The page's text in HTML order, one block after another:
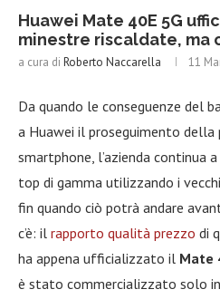
Huawei Mate 40E 5G
minestre riscaldate, ma
a cura di Roberto Naccarella 11
Da quando le conseguenze del
a Huawei il proseguimento della
smartphone, l’azienda continua
top di gamma utilizzando i
fin quando ciò potrà andare
c’è: il rapporto qualità prezzo di
ha appena ufficializzato il Mate
è stato commercializzato solo in